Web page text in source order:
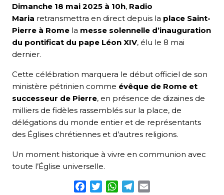
Dimanche 18 mai 2025 à 10h, Radio
Maria retransmettra en direct depuis la place Saint-
Pierre à Rome la messe solennelle d’inauguration
du pontificat du pape Léon XIV, élu le 8 mai
dernier.
Cette célébration marquera le début officiel de son
ministère pétrinien comme évêque de Rome et
successeur de Pierre, en présence de dizaines de
milliers de fidèles rassemblés sur la place, de
délégations du monde entier et de représentants
des Églises chrétiennes et d’autres religions.
Un moment historique à vivre en communion avec
toute l’Église universelle.
Facebook
TwitterWhatsApp
Telegram